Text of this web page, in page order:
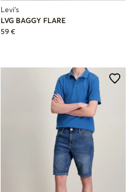
Levi's
LVG BAGGY FLARE
59 €